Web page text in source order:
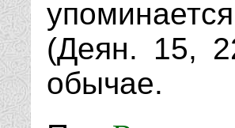
(Деян. 15,
обычае.